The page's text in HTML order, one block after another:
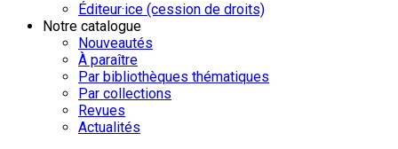
Éditeur·ice (cession de droits)
Notre catalogue
Nouveautés
À paraître
Par bibliothèques thématiques
Par collections
Revues
Actualités